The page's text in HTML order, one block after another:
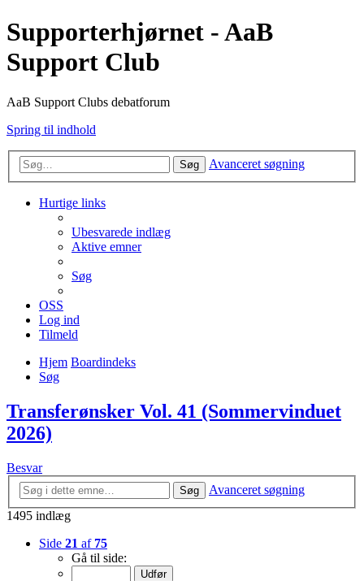
Supporterhjørnet - AaB
Support Club
AaB Support Clubs debatforum
Spring til indhold
Søg Avanceret søgning
Hurtige links
Ubesvarede indlæg
Aktive emner
Søg
OSS
Log ind
Tilmeld
Hjem Boardindeks
Søg
Transferønsker Vol. 41 (Sommervinduet
2026)
Besvar
Søg
Avanceret søgning
1495 indlæg
Side 21 af 75
Gå til side: